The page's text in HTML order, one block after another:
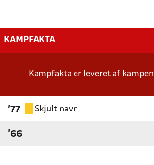
KAMPFAKTA
Kampfakta er leveret af
'77 Skjult navn
'66